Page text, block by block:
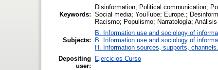
Keywords:
Disinformation; Political communication;
Social media; YouTube; Europe.;
Racismo; Populismo; Narratología;
Subjects:
B. Information use and sociology of
B. Information use and sociology of
H. Information sources, supports, channels.
Depositing
user:
Ejercicios Curso